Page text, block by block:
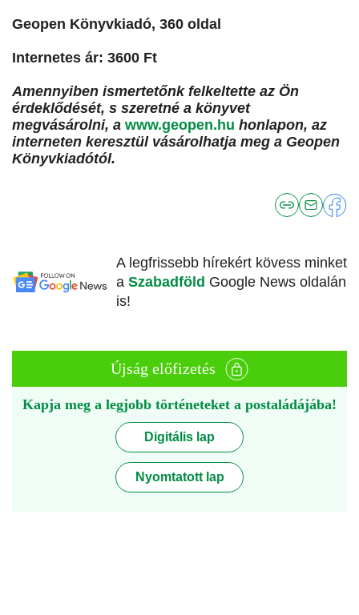
Geopen Könyvkiadó, 360 oldal
Internetes ár: 3600 Ft
Amennyiben ismertetőnk felkeltette az Ön
érdeklődését, s szeretné a könyvet
megvásárolni, a www.geopen.hu honlapon, az
interneten keresztül vásárolhatja meg a Geopen
Könyvkiadótól.
A legfrissebb hírekért kövess minket
a Szabadföld Google News oldalán
is!
Újság előfizetés
Kapja meg a legjobb történeteket a postaládájába!
Digitális lap
Nyomtatott lap